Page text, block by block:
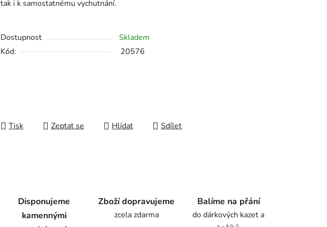
tak i k samostatnému vychutnání.
Dostupnost
Skladem
Kód:
20576
Tisk Zeptat se Hlídat Sdílet
Disponujeme
kamennými
Zboží dopravujeme
zcela zdarma
Balíme na přání
do dárkových kazet a